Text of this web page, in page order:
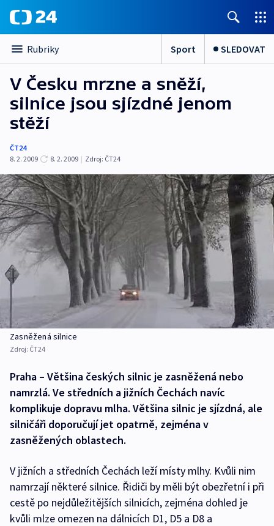
Rubriky Sport SLEDOVAT
V Česku mrzne a sněží,
silnice jsou sjízdné jenom
stěží
ČT24
8. 2. 2009
8. 2. 2009 | Zdroj: ČT24
Zasněžená silnice
Zdroj: ČT24
Praha – Většina českých silnic je zasněžená nebo
namrzlá. Ve středních a jižních Čechách navíc
komplikuje dopravu mlha. Většina silnic je sjízdná, ale
silničáři doporučují jet opatrně, zejména v
zasněžených oblastech.
V jižních a středních Čechách leží místy mlhy. Kvůli nim
namrzají některé silnice. Řidiči by měli být obezřetní i při
cestě po nejdůležitějších silnicích, zejména dohled je
kvůli mlze omezen na dálnicích D1, D5 a D8 a